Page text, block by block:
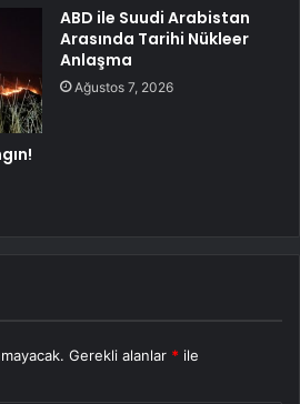
ABD ile Suudi Arabistan
Arasında Tarihi Nükleer
Anlaşma
Ağustos 7, 2026
Gerekli alanlar * ile